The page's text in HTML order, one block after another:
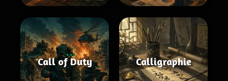
Call of Duty Calligraphie